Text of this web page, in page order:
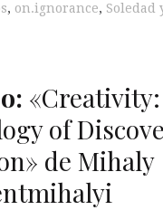
, on.ignorance, Soledad
of
de Mihaly